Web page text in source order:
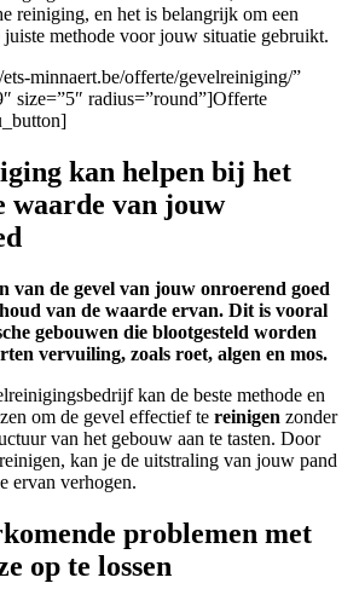
reiniging, en het is belangrijk om een
methode voor jouw situatie gebruikt.
minnaert.be/offerte/gevelreiniging/”
size=”5″ radius=”round”]Offerte
kan helpen bij het
waarde van jouw
van de gevel van jouw onroerend goed
van de waarde ervan. Dit is vooral
gebouwen die blootgesteld worden
vervuiling, zoals roet, algen en mos.
kan de beste methode en
om de gevel effectief te reinigen zonder
van het gebouw aan te tasten. Door
kan je de uitstraling van jouw pand
ervan verhogen.
problemen met
op te lossen